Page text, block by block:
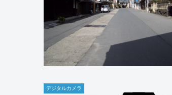
デジタルカメラ